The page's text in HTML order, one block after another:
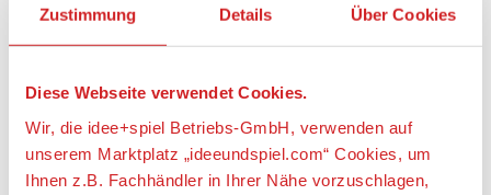
Zustimmung Details Über Cookies
Diese Webseite verwendet Cookies.
Wir, die idee+spiel Betriebs-GmbH, verwenden auf
unserem Marktplatz „ideeundspiel.com“ Cookies, um
Ihnen z.B. Fachhändler in Ihrer Nähe vorzuschlagen,
Artikeleigenschaften:
Ab 14 Jahre
Spur
H0 / 1:87